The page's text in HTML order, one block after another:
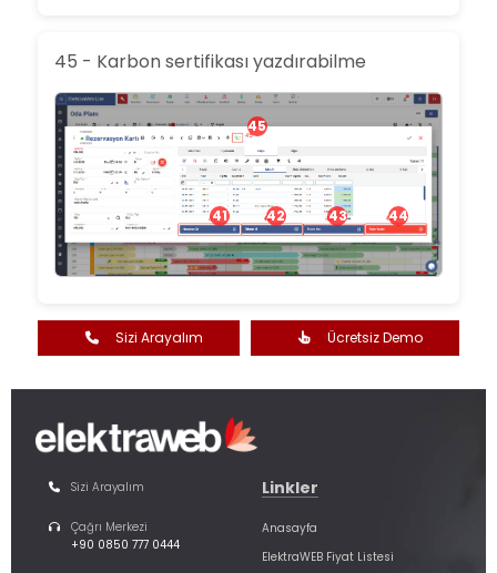
45 - Karbon sertifikası yazdırabilme
41 42 43 44
45
Sizi Arayalım Ücretsiz Demo
Sizi Arayalım
Çağrı Merkezi
+90 0850 777 0444
Linkler
Anasayfa
ElektraWEB Fiyat Listesi